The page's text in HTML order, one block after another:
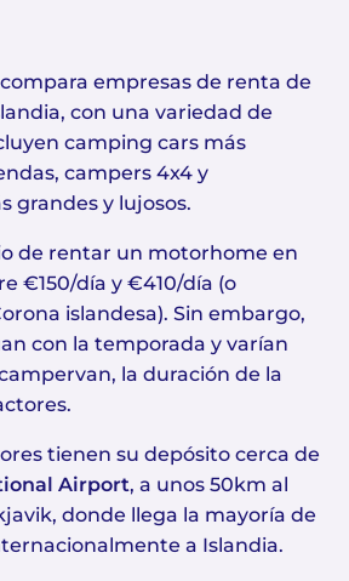
empresas de renta de
con una variedad de
camping cars más
campers 4x4 y
grandes y lujosos.
de rentar un motorhome en
€150/día y €410/día (o
islandesa). Sin embargo,
con la temporada y varían
la duración de la
tienen su depósito cerca de
Airport, a unos 50km al
donde llega la mayoría de
a Islandia.